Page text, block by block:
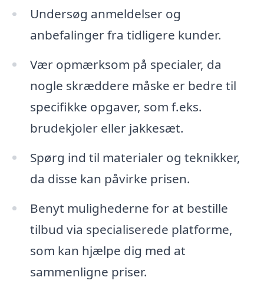
Undersøg anmeldelser og
anbefalinger fra tidligere kunder.
Vær opmærksom på specialer, da
nogle skræddere måske er bedre til
specifikke opgaver, som f.eks.
brudekjoler eller jakkesæt.
Spørg ind til materialer og teknikker,
da disse kan påvirke prisen.
Benyt mulighederne for at bestille
tilbud via specialiserede platforme,
som kan hjælpe dig med at
sammenligne priser.